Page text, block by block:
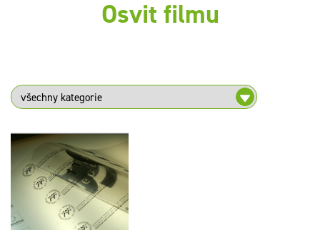
Osvit filmu
Filmy pro sítotisk –
potisk triček